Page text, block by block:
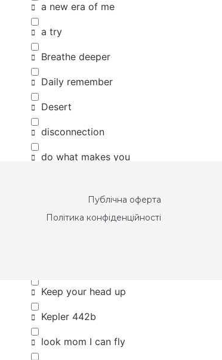
a new era of me
a try
Breathe deeper
Daily remember
Desert
disconnection
do what makes you
HOPE
Keep your head up
Kepler 442b
look mom I can fly
Публічна оферта
Політика конфіденційності